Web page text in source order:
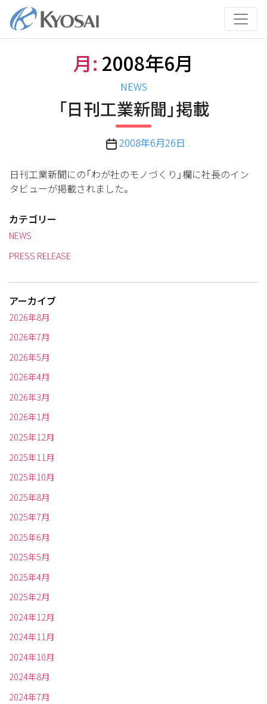
テ
月: 2008年6月
カ
テ
ゴ
リ
ー
NEWS
「日刊工業新聞」掲載
投
日
2008年6月26日
日刊工業新聞にの「わが社のモノづくり」欄に社長のイン
タビューが掲載されました。
カテゴリー
NEWS
PRESS RELEASE
アーカイブ
2026年8月
2026年7月
2026年5月
2026年4月
2026年3月
2026年1月
2025年12月
2025年11月
2025年10月
2025年8月
2025年7月
2025年6月
2025年5月
2025年4月
2025年2月
2024年12月
2024年11月
2024年10月
2024年8月
2024年7月